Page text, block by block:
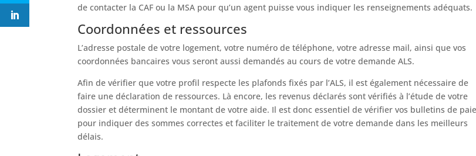
de contacter la CAF ou la MSA pour qu’un agent puisse vous indiquer les renseignements adéquats.
Coordonnées et ressources
L’adresse postale de votre logement, votre numéro de téléphone, votre adresse mail, ainsi que vos
coordonnées bancaires vous seront aussi demandés au cours de votre demande ALS.
Afin de vérifier que votre profil respecte les plafonds fixés par l’ALS, il est également nécessaire de
faire une déclaration de ressources. Là encore, les revenus déclarés sont vérifiés à l’étude de votre
dossier et déterminent le montant de votre aide. Il est donc essentiel de vérifier vos bulletins de paie
pour indiquer des sommes correctes et faciliter le traitement de votre demande dans les meilleurs
délais.